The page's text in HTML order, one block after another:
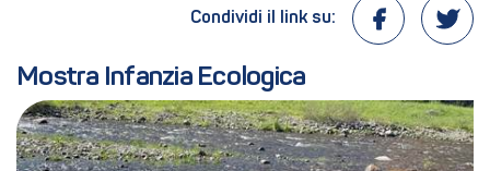
Condividi il link su:
Mostra Infanzia Ecologica